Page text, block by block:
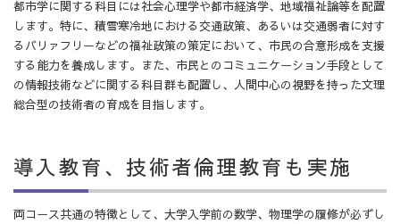
都市学に関する科目には社会心理学や都市経済学、地域福祉論等を配置
します。特に、積雪寒冷地における交通政策、あるいは交通弱者に対す
るバリァフリーなどの福祉政策の策定において、市民の合意形成を支援
する能力を養成します。また、市民とのコミュニケーション手段として
の情報技術などに関する科目群も配置し、人間中心の視野を持った文理
総合型の技術者の育成を目指します。
導入教育、技術者倫理教育も実施
両コース共通の特徴として、大学入学前の数学、物理学の履修が必ずし